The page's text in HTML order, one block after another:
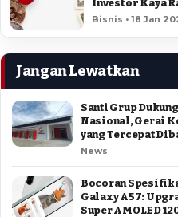
Investor Kaya
Bisnis • 18 Jan
Jangan Lewatkan
Santi Grup
Nasional, Gerai
yang Tercepat
News
Bocoran
Galaxy A57:
Super AMOLED